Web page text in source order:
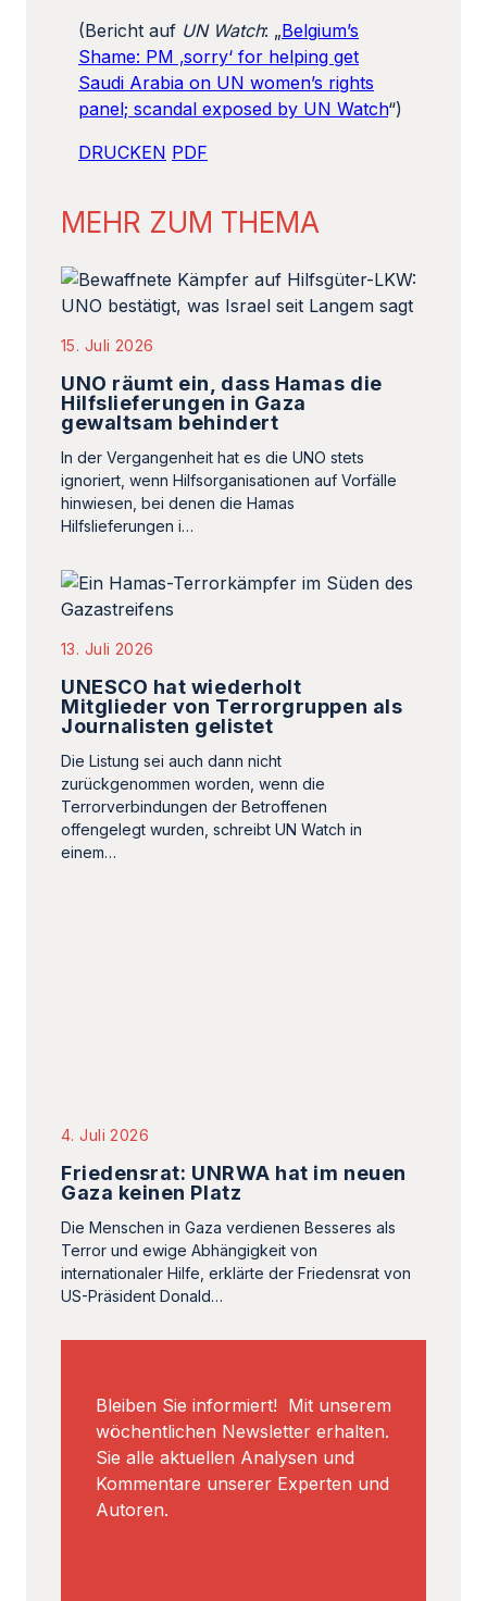
(Bericht auf UN Watch: „Belgium’s
Shame: PM ‚sorry‘ for helping get
Saudi Arabia on UN women’s rights
panel; scandal exposed by UN Watch“)
DRUCKEN PDF
MEHR ZUM THEMA
15. Juli 2026
UNO räumt ein, dass Hamas die
Hilfslieferungen in Gaza
gewaltsam behindert
In der Vergangenheit hat es die UNO stets
ignoriert, wenn Hilfsorganisationen auf Vorfälle
hinwiesen, bei denen die Hamas
Hilfslieferungen i…
13. Juli 2026
UNESCO hat wiederholt
Mitglieder von Terrorgruppen als
Journalisten gelistet
Die Listung sei auch dann nicht
zurückgenommen worden, wenn die
Terrorverbindungen der Betroffenen
offengelegt wurden, schreibt UN Watch in
einem…
4. Juli 2026
Friedensrat: UNRWA hat im neuen
Gaza keinen Platz
Die Menschen in Gaza verdienen Besseres als
Terror und ewige Abhängigkeit von
internationaler Hilfe, erklärte der Friedensrat von
US-Präsident Donald…
Bleiben Sie informiert! Mit unserem
wöchentlichen Newsletter erhalten.
Sie alle aktuellen Analysen und
Kommentare unserer Experten und
Autoren.